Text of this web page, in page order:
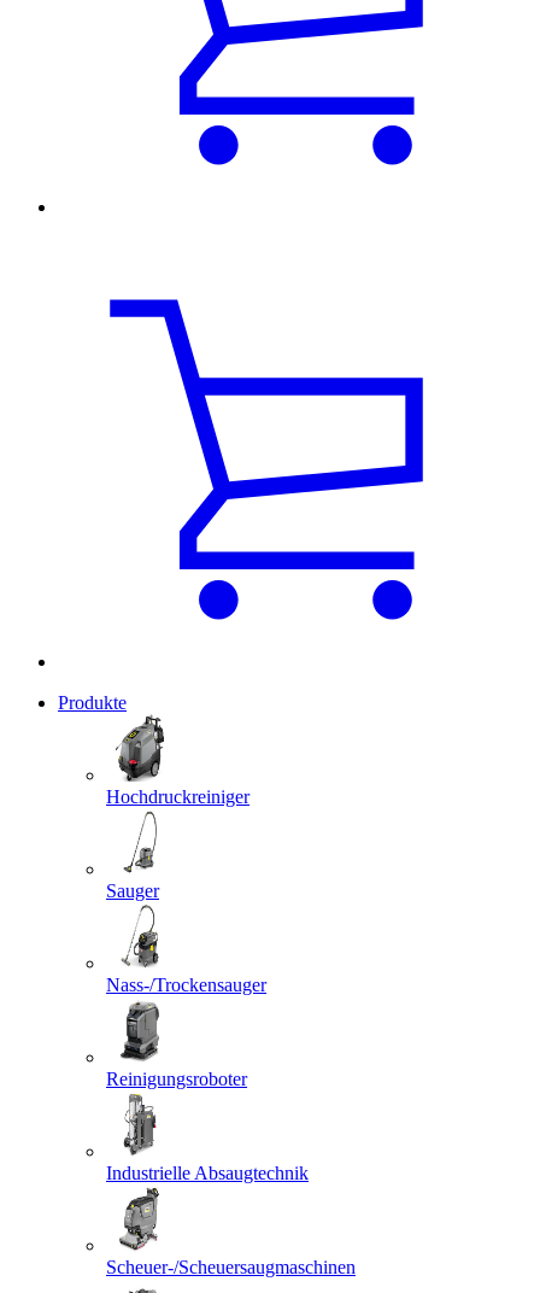
Produkte
Hochdruckreiniger
Sauger
Nass-/Trockensauger
Reinigungsroboter
Industrielle Absaugtechnik
Scheuer-/Scheuersaugmaschinen